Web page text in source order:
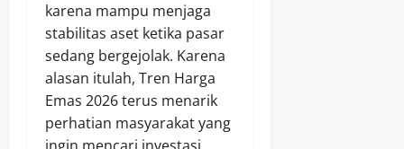
karena mampu menjaga
stabilitas aset ketika pasar
sedang bergejolak. Karena
alasan itulah, Tren Harga
Emas 2026 terus menarik
perhatian masyarakat yang